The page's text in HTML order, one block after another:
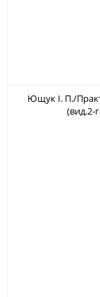
Ющук І. П./
(вид.2-